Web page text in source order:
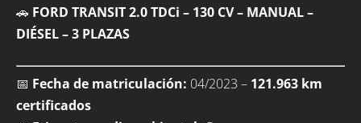
🚗 FORD TRANSIT 2.0 TDCi – 130 CV – MANUAL –
DIÉSEL – 3 PLAZAS
📅 Fecha de matriculación: 04/2023 – 121.963 km
certificados